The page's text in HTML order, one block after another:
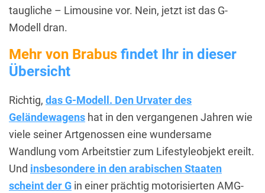
taugliche – Limousine vor. Nein, jetzt ist das G-
Modell dran.
Mehr von Brabus findet Ihr in dieser
Übersicht
Richtig, das G-Modell. Den Urvater des
Geländewagens hat in den vergangenen Jahren wie
viele seiner Artgenossen eine wundersame
Wandlung vom Arbeitstier zum Lifestyleobjekt ereilt.
Und insbesondere in den arabischen Staaten
scheint der G in einer prächtig motorisierten AMG-